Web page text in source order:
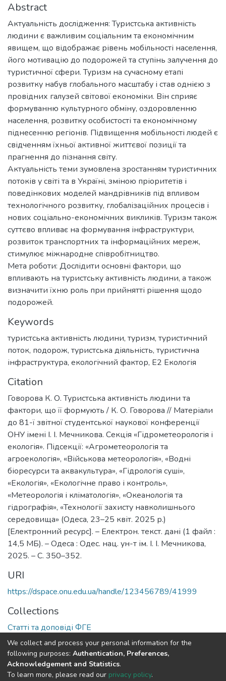
Abstract
Актуальність дослідження: Туристська активність
людини є важливим соціальним та економічним
явищем, що відображає рівень мобільності населення,
його мотивацію до подорожей та ступінь залучення до
туристичної сфери. Туризм на сучасному етапі
розвитку набув глобального масштабу і став однією з
провідних галузей світової економіки. Він сприяє
формуванню культурного обміну, оздоровленню
населення, розвитку особистості та економічному
піднесенню регіонів. Підвищення мобільності людей є
свідченням їхньої активної життєвої позиції та
прагнення до пізнання світу.
Актуальність теми зумовлена зростанням туристичних
потоків у світі та в Україні, зміною пріоритетів і
поведінкових моделей мандрівників під впливом
технологічного розвитку, глобалізаційних процесів і
нових соціально-економічних викликів. Туризм також
суттєво впливає на формування інфраструктури,
розвиток транспортних та інформаційних мереж,
стимулює міжнародне співробітництво.
Мета роботи: Дослідити основні фактори, що
впливають на туристську активність людини, а також
визначити їхню роль при прийнятті рішення щодо
подорожей.
Keywords
туристська активність людини, туризм, туристичний
поток, подорож, туристська діяльність, туристична
інфраструктура, екологічний фактор, Е2 Екологія
Citation
Говорова К. О. Туристська активність людини та
фактори, що її формують / К. О. Говорова // Матеріали
до 81-ї звітної студентської наукової конференції
ОНУ імені І. І. Мечникова. Секція «Гідрометеорологія і
екологія». Підсекції: «Агрометеорологія та
агроекологія», «Військова метеорологія», «Водні
біоресурси та аквакультура», «Гідрологія суші»,
«Екологія», «Екологічне право і контроль»,
«Метеорологія і кліматологія», «Океанологія та
гідрографія», «Технології захисту навколишнього
середовища» (Одеса, 23–25 квіт. 2025 р.)
[Електронний ресурс]. – Електрон. текст. дані (1 файл :
14,5 МБ). – Одеса : Одес. нац. ун-т ім. І. І. Мечникова,
2025. – С. 350–352.
URI
https://dspace.onu.edu.ua/handle/123456789/41999
Collections
Статті та доповіді ФГЕ
Full item page
We collect and process your personal information for the
following purposes: Authentication, Preferences,
Acknowledgement and Statistics.
To learn more, please read our privacy policy.